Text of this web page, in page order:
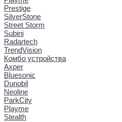
Prestige
SilverStone
Street Storm
Subini
Radartech
TrendVision
Комбо устройства
Axper
Bluesonic
Dunobil
Neoline
ParkCity
Playme
Stealth